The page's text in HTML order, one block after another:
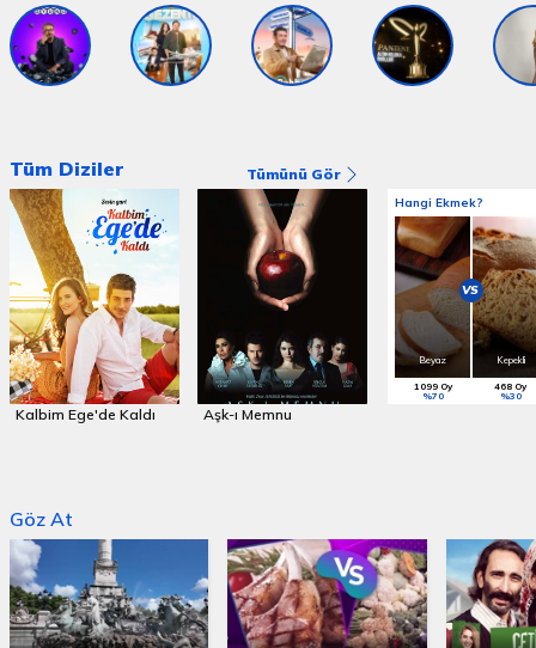
Tüm Diziler Tümünü Gör
Kalbim Ege'de Kaldı Aşk-ı Memnu
Hangi Ekmek?
Beyaz
1099 Oy
%70
Kepekli
468 Oy
%30
VS
Göz At